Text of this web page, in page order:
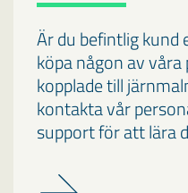
Är du befintlig kund
köpa någon av
kopplade till
kontakta vår
support för att lära